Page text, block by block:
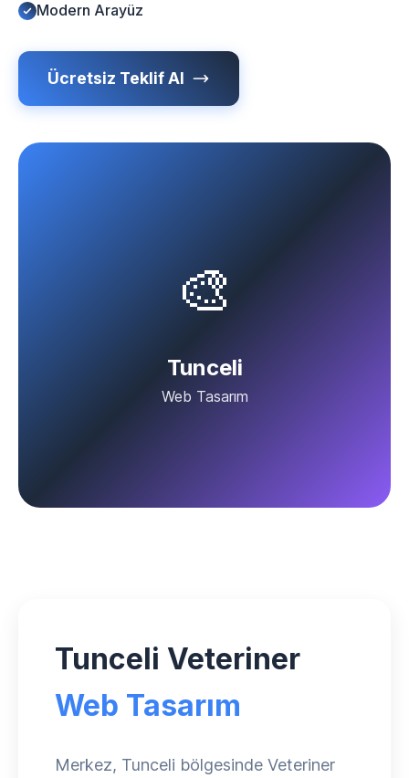
Modern Arayüz
Ücretsiz Teklif Al
🎨
Tunceli
Web Tasarım
Tunceli Veteriner
Web Tasarım
Merkez, Tunceli bölgesinde Veteriner